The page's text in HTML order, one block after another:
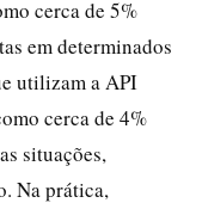
cerca de 5%
em determinados
utilizam a API
cerca de 4%
situações,
Na prática,